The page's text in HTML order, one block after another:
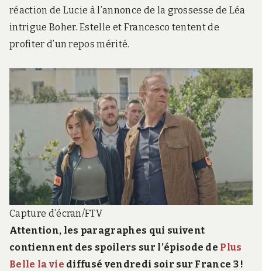
réaction de Lucie à l’annonce de la grossesse de Léa
intrigue Boher. Estelle et Francesco tentent de
profiter d’un repos mérité.
Capture d’écran/FTV
Attention, les paragraphes qui suivent
contiennent des spoilers sur l’épisode de Plus
Belle la vie diffusé vendredi soir sur France 3 !